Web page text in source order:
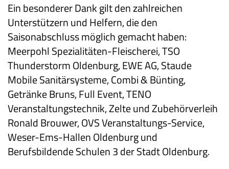
Ein besonderer Dank gilt den zahlreichen
Unterstützern und Helfern, die den
Saisonabschluss möglich gemacht haben:
Meerpohl Spezialitäten-Fleischerei, TSO
Thunderstorm Oldenburg, EWE AG, Staude
Mobile Sanitärsysteme, Combi & Bünting,
Getränke Bruns, Full Event, TENO
Veranstaltungstechnik, Zelte und Zubehörverleih
Ronald Brouwer, OVS Veranstaltungs-Service,
Weser-Ems-Hallen Oldenburg und
Berufsbildende Schulen 3 der Stadt Oldenburg.